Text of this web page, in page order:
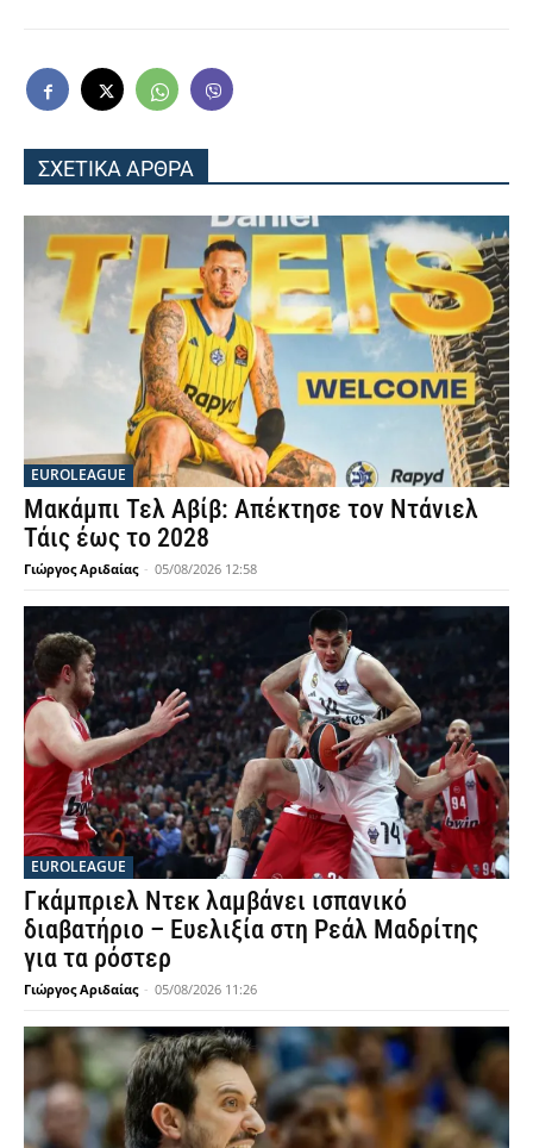
ΣΧΕΤΙΚΑ ΑΡΘΡΑ
EUROLEAGUE
Μακάμπι Τελ Αβίβ: Απέκτησε τον Ντάνιελ
Τάις έως το 2028
Γιώργος Αριδαίας - 05/08/2026 12:58
EUROLEAGUE
Γκάμπριελ Ντεκ λαμβάνει ισπανικό
διαβατήριο – Ευελιξία στη Ρεάλ Μαδρίτης
για τα ρόστερ
Γιώργος Αριδαίας - 05/08/2026 11:26